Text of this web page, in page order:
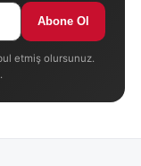
Abone Ol
etmiş olursunuz.